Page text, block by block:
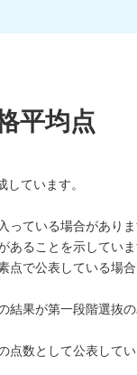
平均点
ています。
っている場合がありま
あることを示していま
点で公表している場
結果が第一段階選抜
点数として公表して